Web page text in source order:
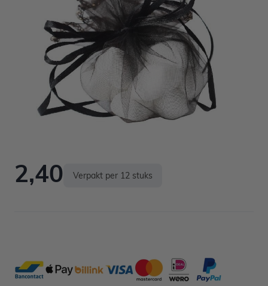
Informeer mij wanneer dit product op voorraad is
2,40 Verpakt per 12 stuks